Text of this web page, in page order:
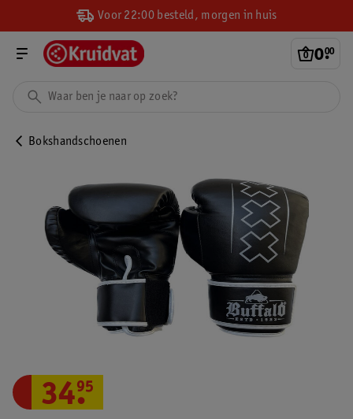
Voor 22:00 besteld, morgen in huis
0.
00
Bokshandschoenen
34.
95